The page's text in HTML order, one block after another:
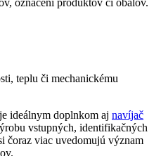
teplu či mechanickému
ideálnym doplnkom aj navíjač
vstupných, identifikačných
čoraz viac uvedomujú význam